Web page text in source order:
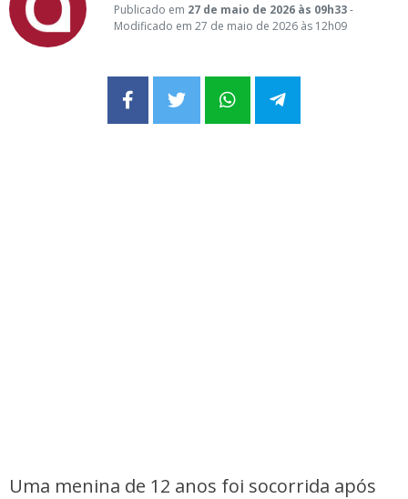
Publicado em 27 de maio de 2026 às 09h33-
Modificado em 27 de maio de 2026 às 12h09
Uma menina de 12 anos foi socorrida após